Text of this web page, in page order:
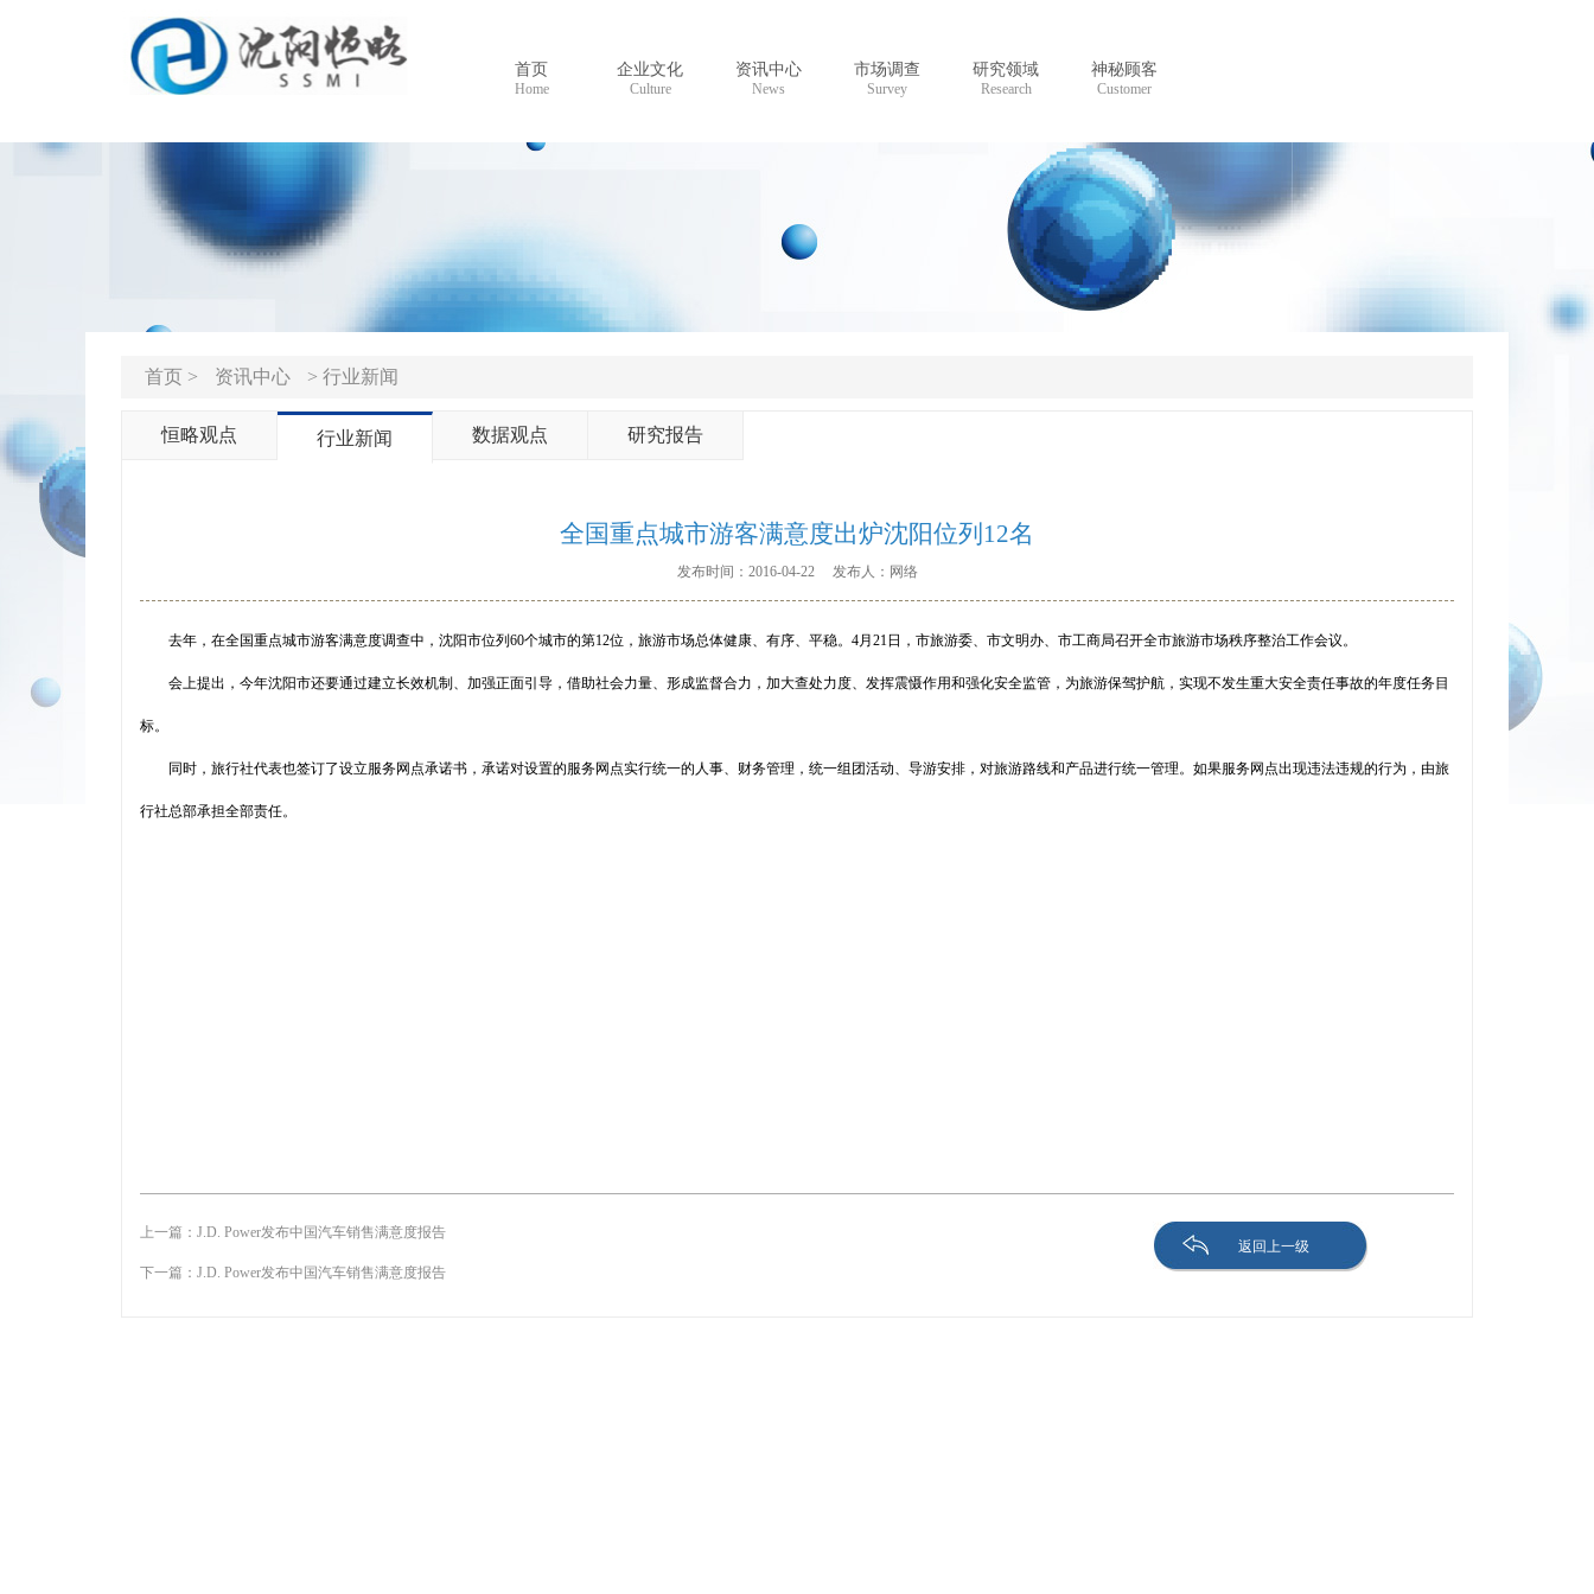
首页
Home
企业文化
Culture
资讯中心
News
市场调查
Survey
研究领域
Research
神秘顾客
Customer
首页 > 资讯中心 > 行业新闻
恒略观点 行业新闻 数据观点 研究报告
全国重点城市游客满意度出炉沈阳位列12名
发布时间：2016-04-22 发布人：网络
去年，在全国重点城市游客满意度调查中，沈阳市位列60个城市的第12位，旅游市场总体健康、有序、平稳。4月21日，市旅游委、市文明办、市工商局召开全市旅游市场秩序整治工作会议。
会上提出，今年沈阳市还要通过建立长效机制、加强正面引导，借助社会力量、形成监督合力，加大查处力度、发挥震慑作用和强化安全监管，为旅游保驾护航，实现不发生重大安全责任事故的年度任务目
标。
同时，旅行社代表也签订了设立服务网点承诺书，承诺对设置的服务网点实行统一的人事、财务管理，统一组团活动、导游安排，对旅游路线和产品进行统一管理。如果服务网点出现违法违规的行为，由旅
行社总部承担全部责任。
上一篇： J.D. Power发布中国汽车销售满意度报告
下一篇： J.D. Power发布中国汽车销售满意度报告
返回上一级